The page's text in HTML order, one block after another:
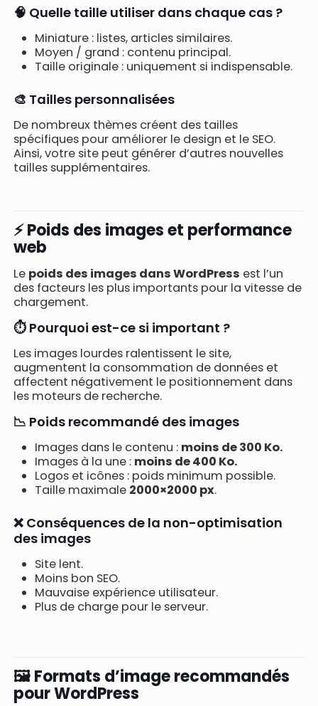
🧠 Quelle taille utiliser dans chaque cas ?
Miniature : listes, articles similaires.
Moyen / grand : contenu principal.
Taille originale : uniquement si indispensable.
🎨 Tailles personnalisées
De nombreux thèmes créent des tailles
spécifiques pour améliorer le design et le SEO.
Ainsi, votre site peut générer d’autres nouvelles
tailles supplémentaires.
⚡ Poids des images et performance
web
Le poids des images dans WordPress est l’un
des facteurs les plus importants pour la vitesse de
chargement.
⏱️ Pourquoi est-ce si important ?
Les images lourdes ralentissent le site,
augmentent la consommation de données et
affectent négativement le positionnement dans
les moteurs de recherche.
📉 Poids recommandé des images
Images dans le contenu : moins de 300 Ko.
Images à la une : moins de 400 Ko.
Logos et icônes : poids minimum possible.
Taille maximale 2000×2000 px.
❌ Conséquences de la non-optimisation
des images
Site lent.
Moins bon SEO.
Mauvaise expérience utilisateur.
Plus de charge pour le serveur.
🖼️ Formats d’image recommandés
pour WordPress